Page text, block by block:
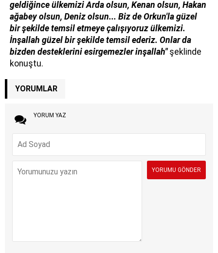
geldiğince ülkemizi Arda olsun, Kenan olsun, Hakan
ağabey olsun, Deniz olsun... Biz de Orkun'la güzel
bir şekilde temsil etmeye çalışıyoruz ülkemizi.
İnşallah güzel bir şekilde temsil ederiz. Onlar da
bizden desteklerini esirgemezler inşallah"şeklinde
konuştu.
YORUMLAR
YORUM YAZ